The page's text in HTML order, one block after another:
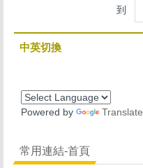
到
中英切換
Powered by Translate
常用連結-首頁